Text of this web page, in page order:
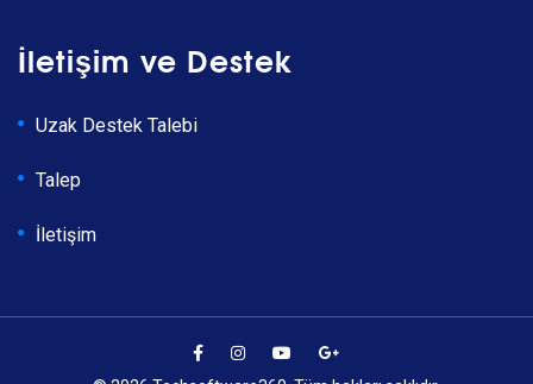
İletişim ve Destek
Uzak Destek Talebi
Talep
İletişim